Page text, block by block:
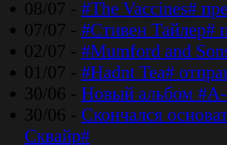
08/07 - #The Vaccines#
07/07 - #Стивен Тайлер#
02/07 - #Mumford and
01/07 - #Hadnt Tea#
30/06 - Новый альбом #A-
30/06 - Скончался
Сквайр#